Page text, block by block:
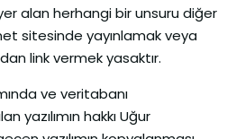
alan herhangi bir unsuru diğer
sitesinde yayınlamak veya
link vermek yasaktır.
ve veritabanı
yazılımın hakkı Uğur